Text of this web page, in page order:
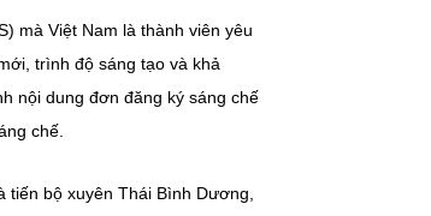
mà Việt Nam là thành viên yêu
trình độ sáng tạo và khả
nội dung đơn đăng ký sáng chế
chế.
bộ xuyên Thái Bình Dương,